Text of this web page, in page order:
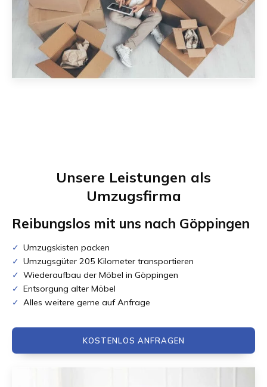
Unsere Leistungen als
Umzugsfirma
Reibungslos mit uns nach Göppingen
Umzugskisten packen
Umzugsgüter 205 Kilometer transportieren
Wiederaufbau der Möbel in Göppingen
Entsorgung alter Möbel
Alles weitere gerne auf Anfrage
KOSTENLOS ANFRAGEN